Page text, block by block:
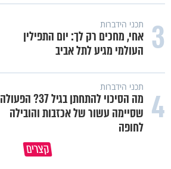
3 תכני הידברות
אחי, מחכים רק לך: יום התפילין
העולמי מגיע לתל אביב
4 תכני הידברות
מה הסיכוי להתחתן בגיל 37? הפעולה
שסיימה עשור של אכזבות והובילה
לחופה
קצריםהקשר בין סרטן השלפוחית לעישון